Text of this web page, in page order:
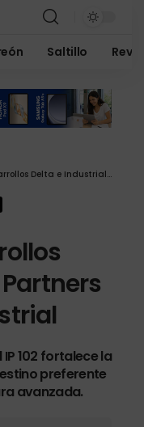
Saltillo
Industrial Partners nueva nave industrial
102 fortalece la
preferente
avanzada.